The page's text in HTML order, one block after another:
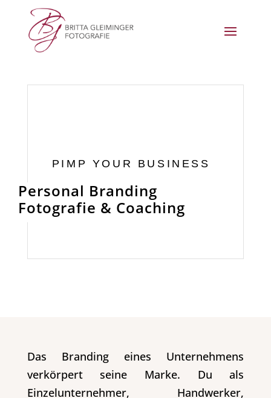
PIMP YOUR BUSINESS
Personal Branding
Fotografie & Coaching
Das Branding eines Unternehmens
verkörpert seine Marke. Du als
Einzelunternehmer, Handwerker,